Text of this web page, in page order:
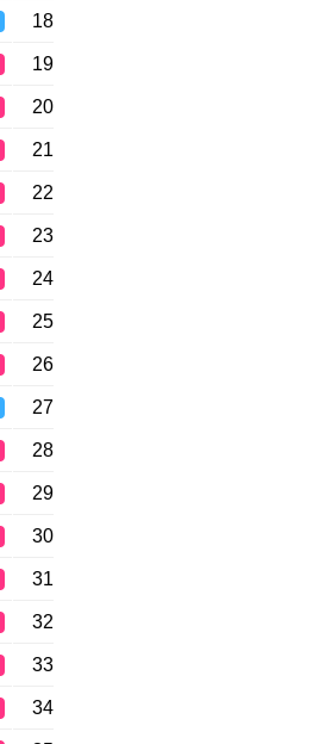
18
19
20
21
22
23
24
25
26
27
28
29
30
31
32
33
34